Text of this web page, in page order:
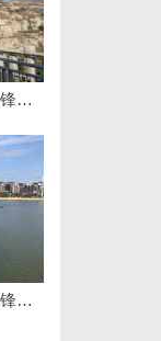
白云影视：引领数字娱乐新时代的先锋力量
追风影视：开创数字娱乐新时代的先锋平台